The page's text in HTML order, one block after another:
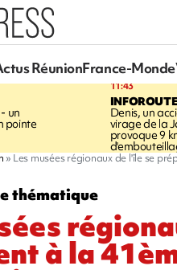
RéunionFrance-Monde
un
pointe
11:43
Denis, un
virage de la
provoque 9
Les musées régionaux de l'île se
thématique
à la